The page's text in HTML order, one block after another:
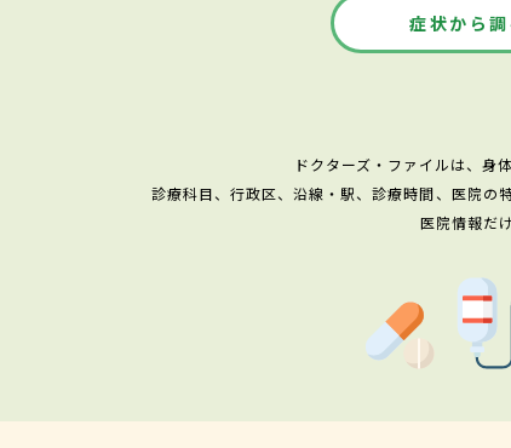
症状から調
ドクターズ・ファイルは、身
診療科目、行政区、沿線・駅、診療時間、医院の
医院情報だ